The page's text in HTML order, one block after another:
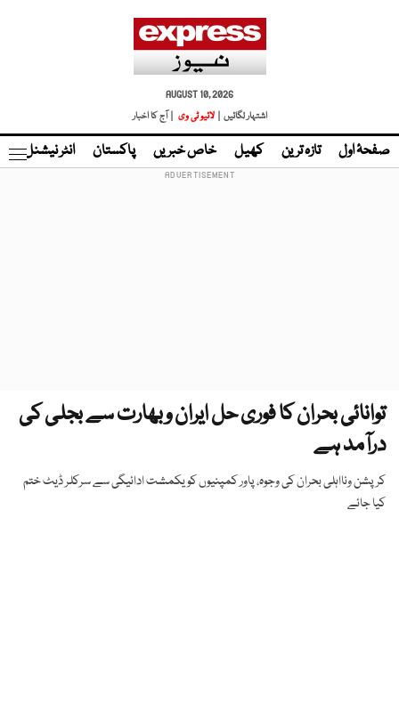
AUGUST 10, 2026
اشتہار لگائیں |
لائیو ٹی وی | آج کا اخبار
صفحۂ اول تازہ ترین کھیل خاص خبریں پاکستان انٹر نیشنل
توانائی بحران کا فوری حل ایران وبھارت سے بجلی کی
درآمد ہے
کرپشن ونااہلی بحران کی وجوہ، پاور کمپنیوں کو یکمشت ادائیگی سے سرکلر ڈیٹ ختم
کیا جائے